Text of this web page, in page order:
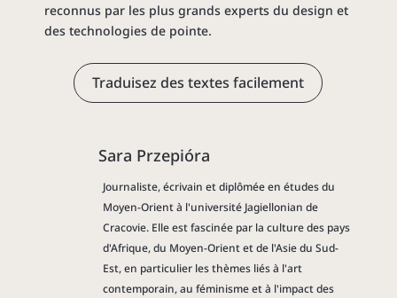
reconnus par les plus grands experts du design et
des technologies de pointe.
Traduisez des textes facilement
Sara Przepióra
Journaliste, écrivain et diplômée en études du
Moyen-Orient à l'université Jagiellonian de
Cracovie. Elle est fascinée par la culture des pays
d'Afrique, du Moyen-Orient et de l'Asie du Sud-
Est, en particulier les thèmes liés à l'art
contemporain, au féminisme et à l'impact des